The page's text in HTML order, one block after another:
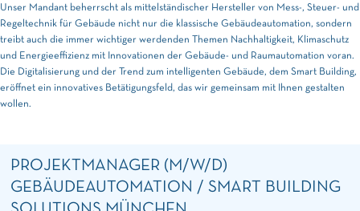
Unser Mandant beherrscht als mittelständischer Hersteller von Mess-, Steuer- und
Regeltechnik für Gebäude nicht nur die klassische Gebäudeautomation, sondern
treibt auch die immer wichtiger werdenden Themen Nachhaltigkeit, Klimaschutz
und Energieeffizienz mit Innovationen der Gebäude- und Raumautomation voran.
Die Digitalisierung und der Trend zum intelligenten Gebäude, dem Smart Building,
eröffnet ein innovatives Betätigungsfeld, das wir gemeinsam mit Ihnen gestalten
wollen.
PROJEKTMANAGER (M/W/D)
GEBÄUDEAUTOMATION / SMART BUILDING